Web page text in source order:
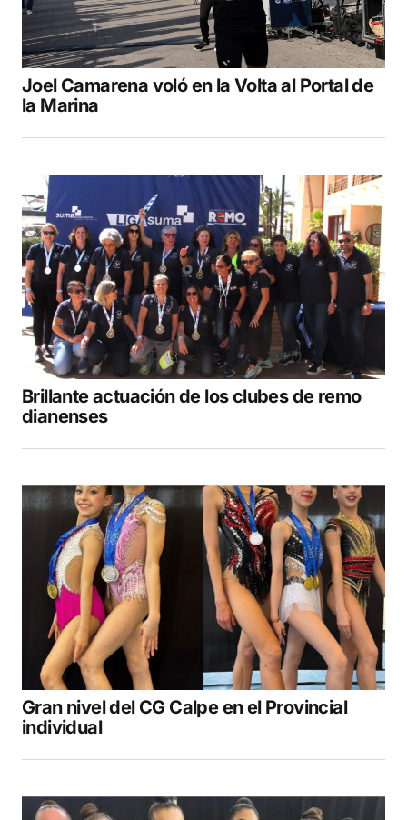
Joel Camarena voló en la Volta al Portal de
la Marina
Brillante actuación de los clubes de remo
dianenses
Gran nivel del CG Calpe en el Provincial
individual